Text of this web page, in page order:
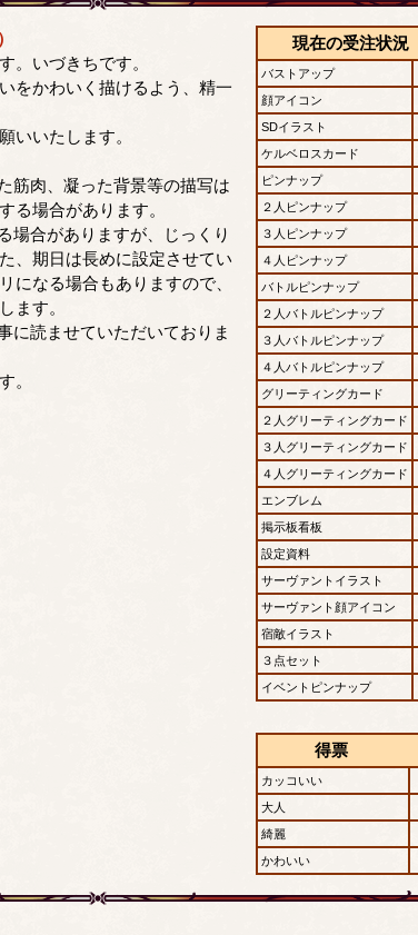
現在の受注状況
バストアップ
顔アイコン
SDイラスト
ケルベロスカード
ピンナップ
２人ピンナップ
３人ピンナップ
４人ピンナップ
バトルピンナップ
２人バトルピンナップ
３人バトルピンナップ
４人バトルピンナップ
グリーティングカード
２人グリーティングカード
３人グリーティングカード
４人グリーティングカード
エンブレム
掲示板看板
設定資料
サーヴァントイラスト
サーヴァント顔アイコン
宿敵イラスト
３点セット
イベントピンナップ
得票
カッコいい
大人
綺麗
かわいい
。いづきちです。
をかわいく描けるよう、精一
いいたします。
筋肉、凝った背景等の描写は
る場合があります。
場合がありますが、じっくり
、期日は長めに設定させてい
になる場合もありますので、
ます。
に読ませていただいておりま
。